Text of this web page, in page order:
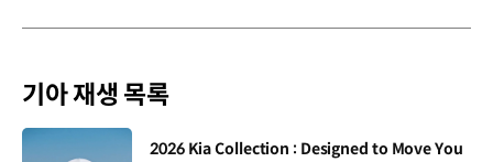
기아 재생 목록
[동영상]
2026 Kia Collection : Designed to Move You